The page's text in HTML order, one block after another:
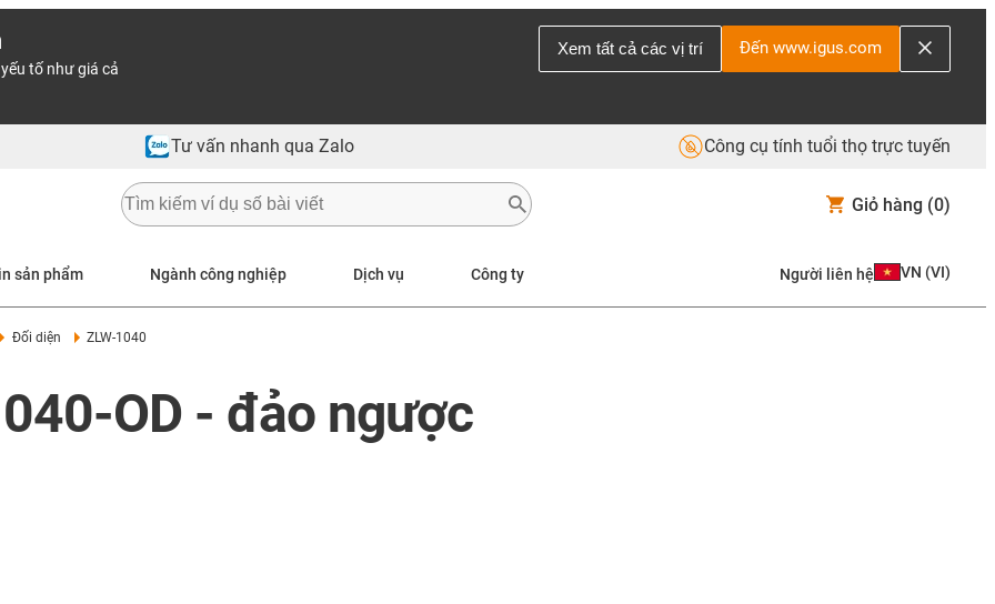
tố như giá cả
Xem tất cả các vị trí Đến www.igus.com
Tư vấn nhanh qua Zalo Công cụ tính tuổi thọ trực tuyến
Giỏ hàng (0)
sản phẩm Ngành công nghiệp Dịch vụ Công ty Người liên hệ VN (VI)
Đối diện ZLW-1040
OD - đảo ngược